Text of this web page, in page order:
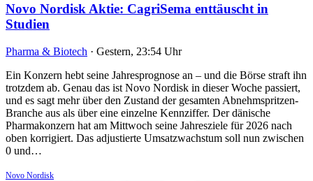
Novo Nordisk Aktie: CagriSema enttäuscht in
Studien
Pharma & Biotech · Gestern, 23:54 Uhr
Ein Konzern hebt seine Jahresprognose an – und die Börse straft ihn
trotzdem ab. Genau das ist Novo Nordisk in dieser Woche passiert,
und es sagt mehr über den Zustand der gesamten Abnehmspritzen-
Branche aus als über eine einzelne Kennziffer. Der dänische
Pharmakonzern hat am Mittwoch seine Jahresziele für 2026 nach
oben korrigiert. Das adjustierte Umsatzwachstum soll nun zwischen
0 und…
Novo Nordisk